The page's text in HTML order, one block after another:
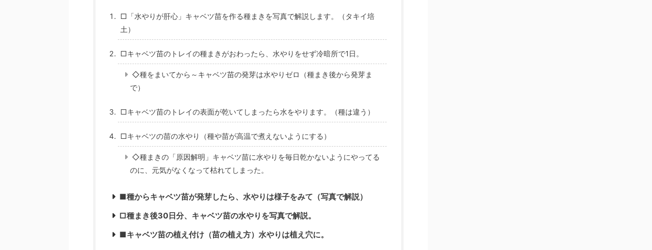
□「水やりが肝心」キャベツ苗を作る種まきを写真で解説します。（タキイ培
土）
□キャベツ苗のトレイの種まきがおわったら、水やりをせず冷暗所で1日。
◇種をまいてから～キャベツ苗の発芽は水やりゼロ（種まき後から発芽ま
で）
□キャベツ苗のトレイの表面が乾いてしまったら水をやります。（種は違う）
□キャベツの苗の水やり（種や苗が高温で煮えないようにする）
◇種まきの「原因解明」キャベツ苗に水やりを毎日乾かないようにやってる
のに、元気がなくなって枯れてしまった。
■種からキャベツ苗が発芽したら、水やりは様子をみて（写真で解説）
□種まき後30日分、キャベツ苗の水やりを写真で解説。
■キャベツ苗の植え付け（苗の植え方）水やりは植え穴に。